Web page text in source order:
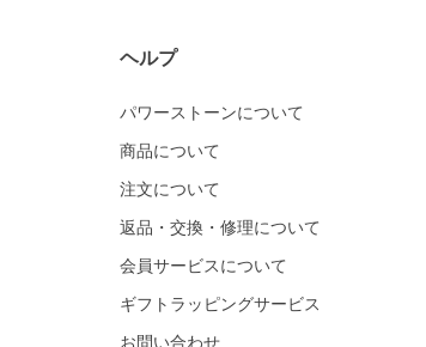
ヘルプ
パワーストーンについて
商品について
注文について
返品・交換・修理について
会員サービスについて
ギフトラッピングサービス
お問い合わせ